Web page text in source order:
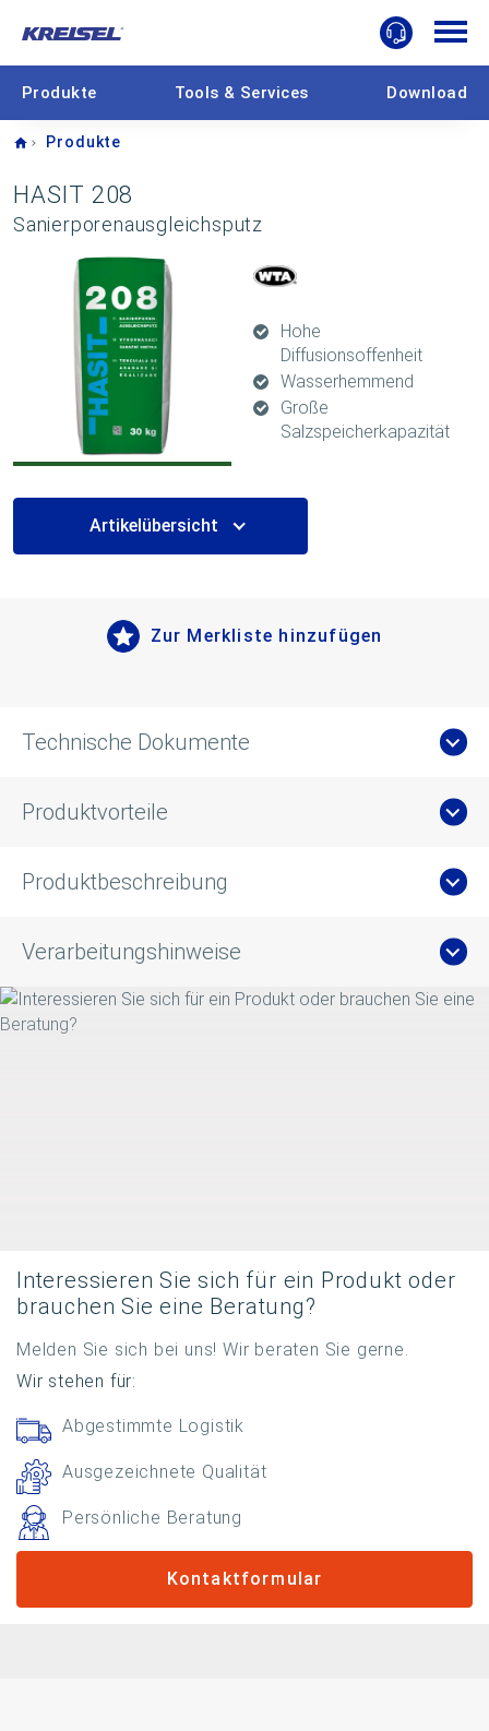
Produkte Tools & Services Download
Home
Produkte
HASIT 208
Sanierporenausgleichsputz
Hohe
Diffusionsoffenheit
Wasserhemmend
Große
Salzspeicherkapazität
Artikelübersicht
Zur Merkliste hinzufügen
Technische Dokumente
Produktvorteile
Produktbeschreibung
Verarbeitungshinweise
Interessieren Sie sich für ein Produkt oder
brauchen Sie eine Beratung?
Melden Sie sich bei uns! Wir beraten Sie gerne.
Wir stehen für:
Abgestimmte Logistik
Ausgezeichnete Qualität
Persönliche Beratung
Kontaktformular